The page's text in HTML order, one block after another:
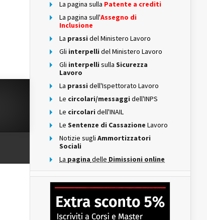
La pagina sulla Patente a crediti
La pagina sull'Assegno di
Inclusione
La prassi del Ministero Lavoro
Gli interpelli del Ministero Lavoro
Gli interpelli sulla Sicurezza
Lavoro
La prassi dell'Ispettorato Lavoro
Le circolari/messaggi dell'INPS
Le circolari dell'INAIL
Le Sentenze di Cassazione Lavoro
Notizie sugli Ammortizzatori
Sociali
La pagina delle Dimissioni online